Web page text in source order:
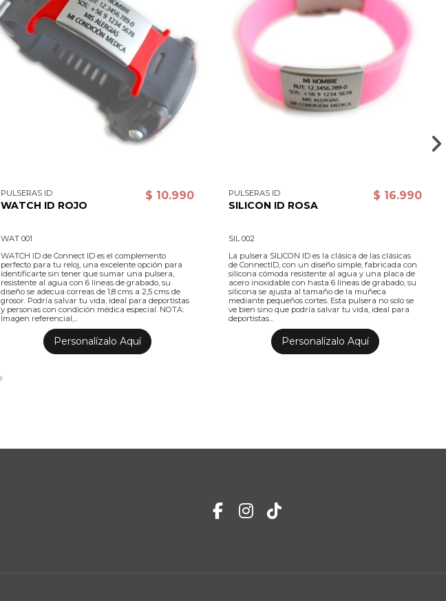
PULSERAS ID
WATCH ID ROJO
WAT 001
$ 10.990
WATCH ID de Connect ID es el complemento
perfecto para tu reloj, una excelente opción para
identificarte sin tener que sumar una pulsera,
resistente al agua con 6 líneas de grabado, su
diseño se adecua correas de 1,8 cms a 2,5 cms de
grosor. Podría salvar tu vida, ideal para deportistas
y personas con condición médica especial. NOTA:
Imagen referencial,...
Personalízalo Aquí
PULSERAS ID
SILICON ID ROSA
SIL 002
$ 16.990
La pulsera SILICON ID es la clásica de las clásicas
de ConnectID, con un diseño simple, fabricada con
silicona cómoda resistente al agua y una placa de
acero inoxidable con hasta 6 líneas de grabado, su
silicona se ajusta al tamaño de la muñeca
mediante pequeños cortes. Esta pulsera no solo se
ve bien sino que podría salvar tu vida, ideal para
deportistas...
Personalízalo Aquí